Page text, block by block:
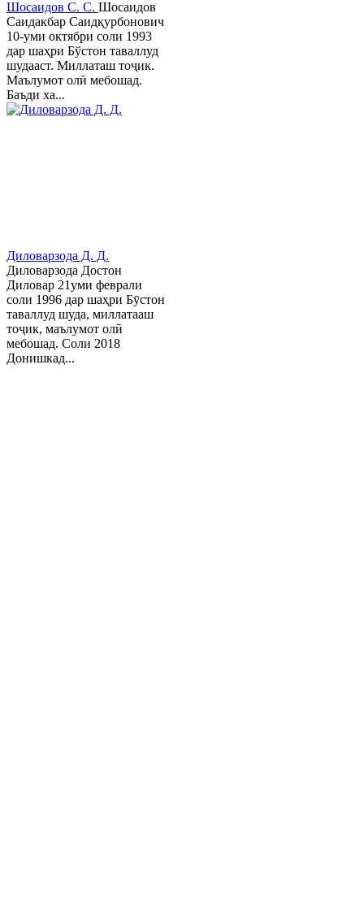
Шосаидов С. С. Шосаидов
Саидакбар Саидқурбонович
10-уми октябри соли 1993
дар шаҳри Бўстон таваллуд
шудааст. Миллаташ тоҷик.
Маълумот олӣ мебошад.
Баъди ха...
Диловарзода Д. Д.
Диловарзода Достон
Диловар 21уми феврали
соли 1996 дар шаҳри Бӯстон
таваллуд шуда, миллатааш
тоҷик, маълумот олӣ
мебошад. Соли 2018
Донишкад...